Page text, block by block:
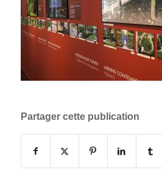
Partager cette publication